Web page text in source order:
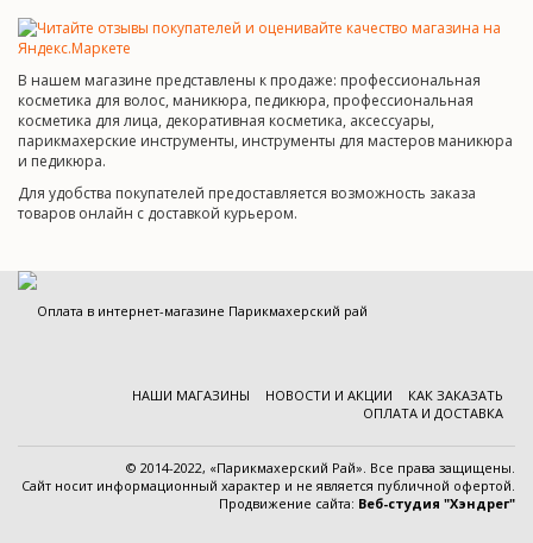
В нашем магазине представлены к продаже: профессиональная
косметика для волос, маникюра, педикюра, профессиональная
косметика для лица, декоративная косметика, аксессуары,
парикмахерские инструменты, инструменты для мастеров маникюра
и педикюра.
Для удобства покупателей предоставляется возможность заказа
товаров онлайн с доставкой курьером.
НАШИ МАГАЗИНЫ НОВОСТИ И АКЦИИ
КАК ЗАКАЗАТЬ
ОПЛАТА И ДОСТАВКА
© 2014-2022, «Парикмахерский Рай». Все права защищены.
Cайт носит информационный характер и не является публичной офертой
Продвижение сайта: Веб-студия "Хэндрег"